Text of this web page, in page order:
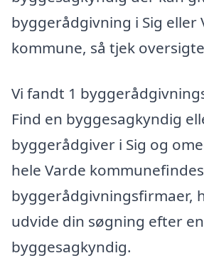
byggerådgivning i Sig eller
kommune, så tjek
Vi fandt 1
Find en byggesagkyndig
byggerådgiver i Sig og
hele Varde
byggerådgivningsfirmaer,
udvide din søgning efter
byggesagkyndig.